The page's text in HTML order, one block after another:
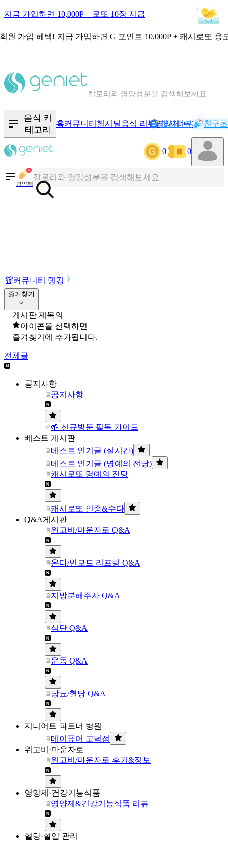
지금 가입하면 10,000P + 로또 10장 지급
원 가입 혜택! 지금 가입하면 G 포인트 10,000P + 캐시로또 응
칼로리와 영양성분을 검색해보세요
음식 카
테고리
홈커뮤니티 헬시딜음식 리뷰영양제NEW기록
캐시리뷰 친구
0 0
영양제
칼로리와 영양성분을 검색해보세요
혈당 · 다이어트 음식 검색해보세요
🏆커뮤니티 랭킹
즐겨찾기
게시판 제목의
아이콘을 선택하면
즐겨찾기에 추가됩니다.
전체글
공지사항
공지사항
🌱 신규방문 필독 가이드
베스트 게시판
베스트 인기글 (실시간)
베스트 인기글 (명예의 전당)
캐시로또 명예의 전당
캐시로또 인증&수다
Q&A게시판
위고비/마운자로 Q&A
온다/인모드 리프팅 Q&A
지방분해주사 Q&A
식단 Q&A
운동 Q&A
당뇨/혈당 Q&A
지니어트 파트너 병원
메이퓨어 고덕점
위고비·마운자로
위고비/마운자로 후기&정보
영양제·건강기능식품
영양제&건강기능식품 리뷰
혈당·혈압 관리